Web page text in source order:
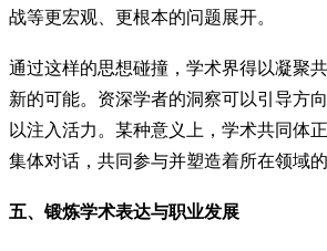
战等更宏观、更根本的问题展开。
通过这样的思想碰撞，学术界得以凝聚
新的可能。资深学者的洞察可以引导方
以注入活力。某种意义上，学术共同体
集体对话，共同参与并塑造着所在领域
五、锻炼学术表达与职业发展